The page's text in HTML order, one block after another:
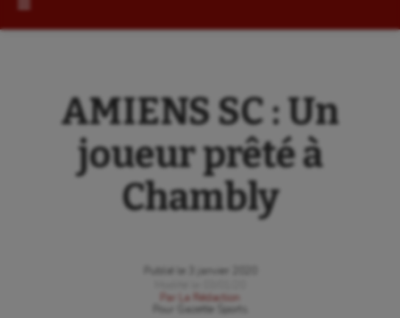
AMIENS SC : Un
joueur prêté à
Chambly
Publié le
3 janvier 2020
Par
La Rédaction
Gazette Sports